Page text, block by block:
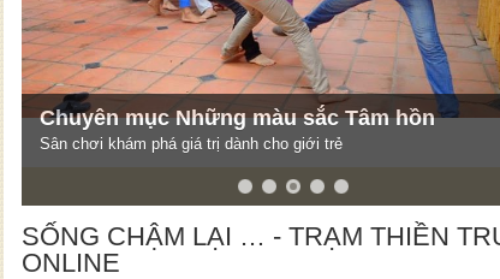
Chuyên mục Những màu sắc Tâm hồn
Sân chơi khám phá giá trị dành cho giới trẻ
SỐNG CHẬM LẠI … - TRẠM THIỀN
ONLINE